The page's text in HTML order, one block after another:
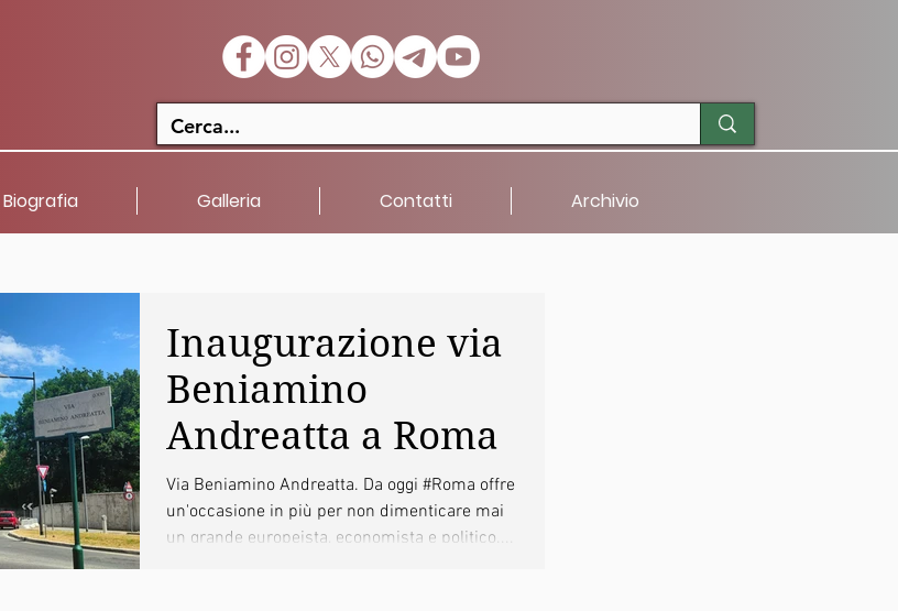
Biografia Galleria Contatti Archivio
Inaugurazione via
Beniamino
Andreatta a Roma
Via Beniamino Andreatta. Da oggi #Roma offre
un'occasione in più per non dimenticare mai
un grande europeista, economista e politico....